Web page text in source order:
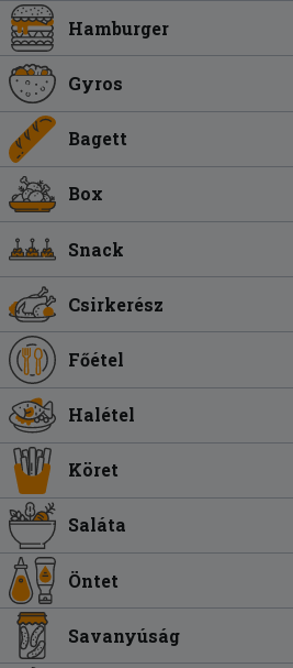
Hamburger
Gyros
Bagett
Box
Snack
Csirkerész
Főétel
Halétel
Köret
Saláta
Öntet
Savanyúság